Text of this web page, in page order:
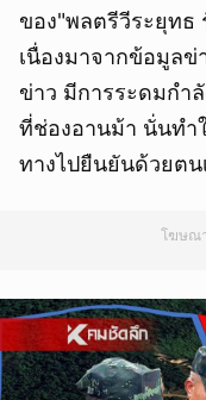
ของ"พลตรีวีระยุท
เนื่องมาจากข้อมูล
ข่าว มีการระดมกำ
ที่ช่องอานม้า นั่นทำ
ทางไปยืนยันด้วยตน
โฆษณ